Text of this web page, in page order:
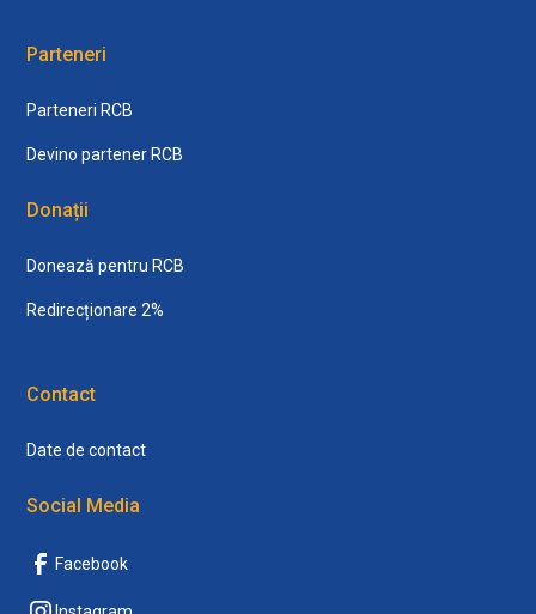
Parteneri
Parteneri RCB
Devino partener RCB
Donații
Donează pentru RCB
Redirecționare 2%
Contact
Date de contact
Social Media
Facebook